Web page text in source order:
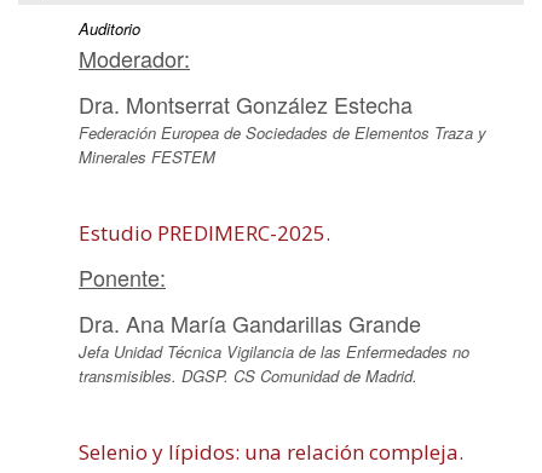
Auditorio
Moderador:
Dra. Montserrat González Estecha
Federación Europea de Sociedades de Elementos Traza y
Minerales FESTEM
Estudio PREDIMERC-2025.
Ponente:
Dra. Ana María Gandarillas Grande
Jefa Unidad Técnica Vigilancia de las Enfermedades no
transmisibles. DGSP. CS Comunidad de Madrid.
Selenio y lípidos: una relación compleja.